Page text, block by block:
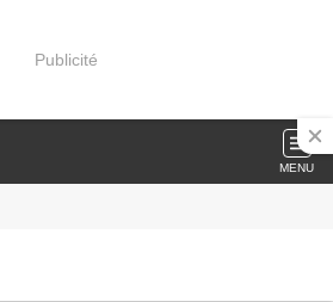
Publicité
MENU